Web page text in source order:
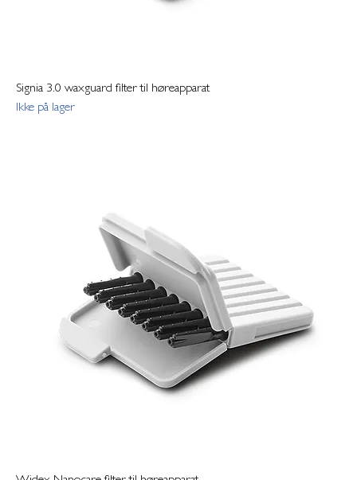
Signia 3.0 waxguard filter til høreapparat
Ikke på lager